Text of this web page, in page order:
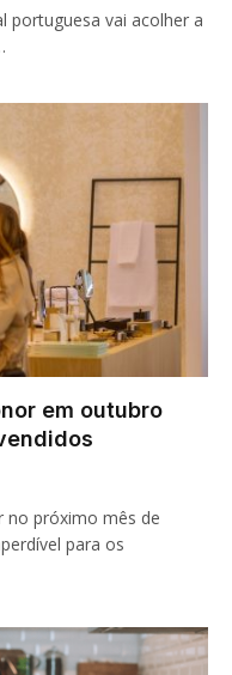
portuguesa vai acolher a
em outubro
no próximo mês de
para os